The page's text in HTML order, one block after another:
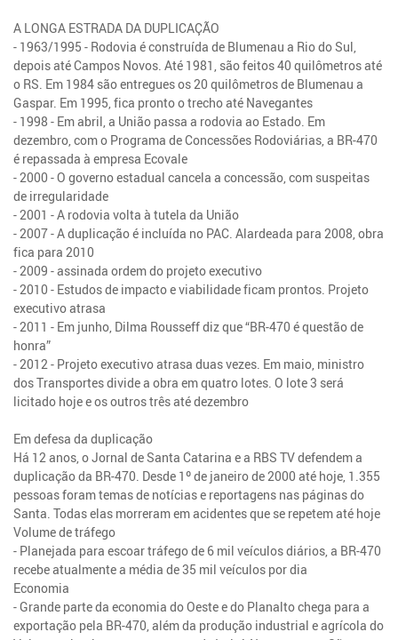
A LONGA ESTRADA DA DUPLICAÇÃO
- 1963/1995 - Rodovia é construída de Blumenau a Rio do Sul,
depois até Campos Novos. Até 1981, são feitos 40 quilômetros até
o RS. Em 1984 são entregues os 20 quilômetros de Blumenau a
Gaspar. Em 1995, fica pronto o trecho até Navegantes
- 1998 - Em abril, a União passa a rodovia ao Estado. Em
dezembro, com o Programa de Concessões Rodoviárias, a BR-470
é repassada à empresa Ecovale
- 2000 - O governo estadual cancela a concessão, com suspeitas
de irregularidade
- 2001 - A rodovia volta à tutela da União
- 2007 - A duplicação é incluída no PAC. Alardeada para 2008, obra
fica para 2010
- 2009 - assinada ordem do projeto executivo
- 2010 - Estudos de impacto e viabilidade ficam prontos. Projeto
executivo atrasa
- 2011 - Em junho, Dilma Rousseff diz que “BR-470 é questão de
honra”
- 2012 - Projeto executivo atrasa duas vezes. Em maio, ministro
dos Transportes divide a obra em quatro lotes. O lote 3 será
licitado hoje e os outros três até dezembro
Em defesa da duplicação
Há 12 anos, o Jornal de Santa Catarina e a RBS TV defendem a
duplicação da BR-470. Desde 1º de janeiro de 2000 até hoje, 1.355
pessoas foram temas de notícias e reportagens nas páginas do
Santa. Todas elas morreram em acidentes que se repetem até hoje
Volume de tráfego
- Planejada para escoar tráfego de 6 mil veículos diários, a BR-470
recebe atualmente a média de 35 mil veículos por dia
Economia
- Grande parte da economia do Oeste e do Planalto chega para a
exportação pela BR-470, além da produção industrial e agrícola do